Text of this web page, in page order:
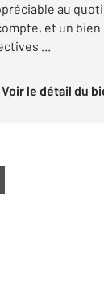
au
et un
...
Voir le détail du